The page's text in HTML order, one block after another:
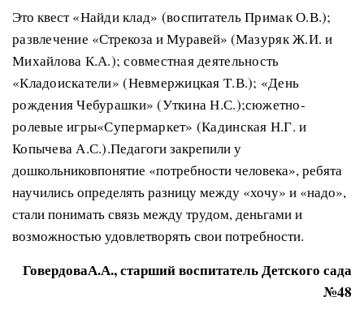
Это квест «Найди клад» (воспитатель Примак О.В.);
развлечение «Стрекоза и Муравей» (Мазуряк Ж.И. и
Михайлова К.А.); совместная деятельность
«Кладоискатели» (Невмержицкая Т.В.); «День
рождения Чебурашки» (Уткина Н.С.);сюжетно-
ролевые игры«Супермаркет» (Кадинская Н.Г. и
Копычева А.С.).Педагоги закрепили у
дошкольниковпонятие «потребности человека», ребята
научились определять разницу между «хочу» и «надо»,
стали понимать связь между трудом, деньгами и
возможностью удовлетворять свои потребности.
ГовердоваА.А., старший воспитатель Детского сада
№48